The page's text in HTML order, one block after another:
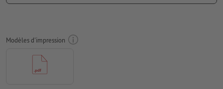
Résolution:150 dpi
doivent être vectorisés
Mode couleur :
Nous ne vérifions pas les
Modèles d'impression